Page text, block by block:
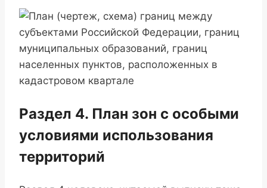
Раздел 4. План зон с особыми
условиями использования
территорий